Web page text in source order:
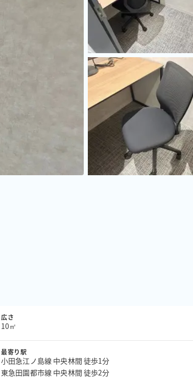
広さ
10㎡
最寄り駅
小田急江ノ島線 中央林間 徒歩1分
東急田園都市線 中央林間 徒歩2分